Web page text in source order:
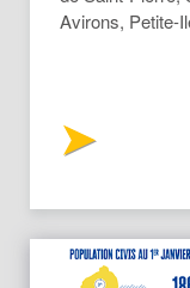
Avirons, Petite-